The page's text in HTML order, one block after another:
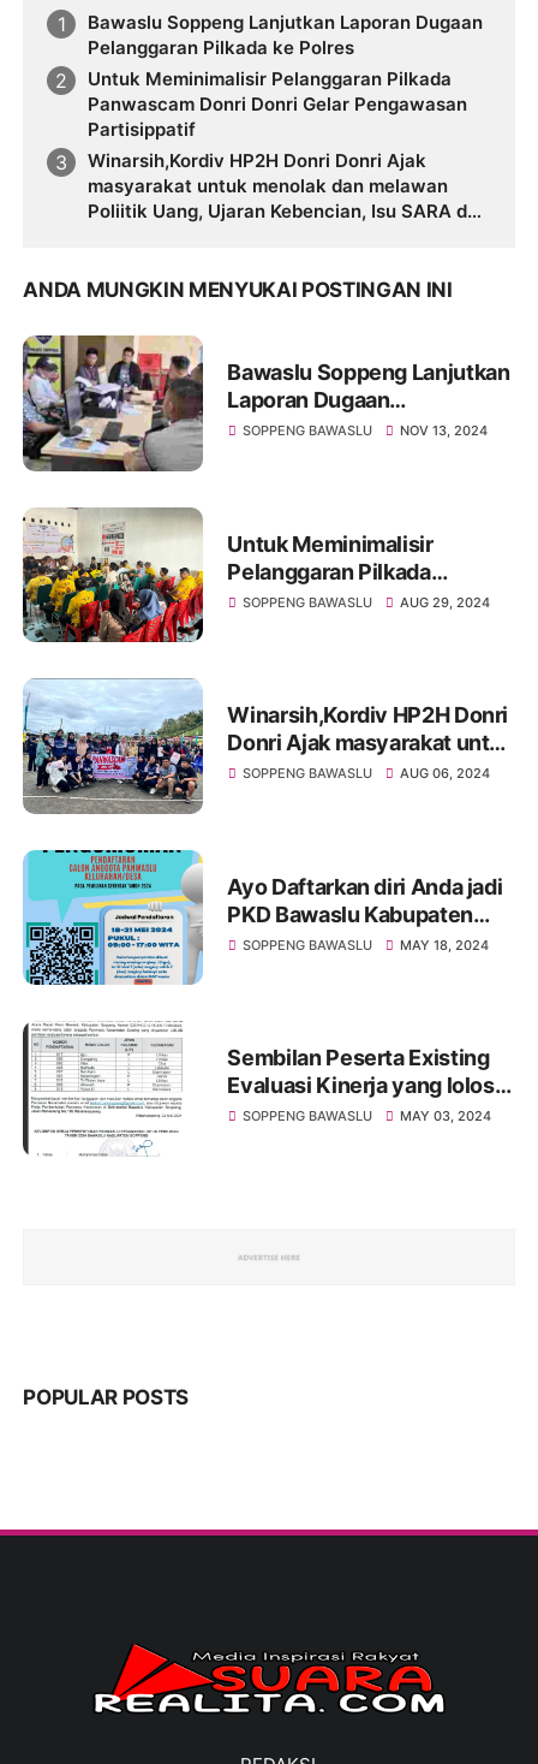
Bawaslu Soppeng Lanjutkan Laporan Dugaan
Pelanggaran Pilkada ke Polres
Untuk Meminimalisir Pelanggaran Pilkada
Panwascam Donri Donri Gelar Pengawasan
Partisippatif
Winarsih,Kordiv HP2H Donri Donri Ajak
masyarakat untuk menolak dan melawan
Poliitik Uang, Ujaran Kebencian, Isu SARA dan
ANDA MUNGKIN MENYUKAI POSTINGAN INI
Bawaslu Soppeng Lanjutkan
Laporan Dugaan
Pelanggaran Pilkada ke
SOPPENG BAWASLU NOV 13, 2024
Untuk Meminimalisir
Pelanggaran Pilkada
Panwascam Donri Donri
SOPPENG BAWASLU AUG 29, 2024
Winarsih,Kordiv HP2H Donri
Donri Ajak masyarakat untuk
menolak dan melawan
SOPPENG BAWASLU AUG 06, 2024
Ayo Daftarkan diri Anda jadi
PKD Bawaslu Kabupaten
Soppeng akan rekrut 70
SOPPENG BAWASLU MAY 18, 2024
Sembilan Peserta Existing
Evaluasi Kinerja yang lolos
jadi Panwaslu
SOPPENG BAWASLU MAY 03, 2024
POPULAR POSTS